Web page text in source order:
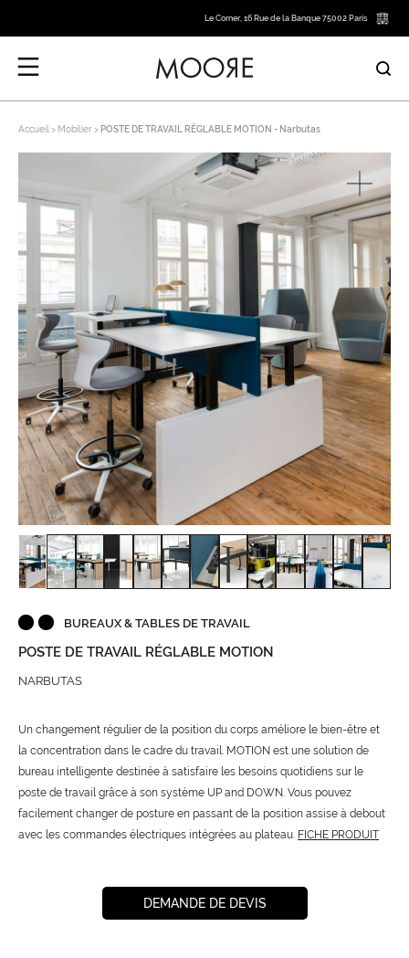
Le Corner, 16 Rue de la Banque 75002 Paris
Accueil Mobilier POSTE DE TRAVAIL RÉGLABLE MOTION - Narbutas
BUREAUX & TABLES DE TRAVAIL
POSTE DE TRAVAIL RÉGLABLE MOTION
NARBUTAS
Un changement régulier de la position du corps améliore le bien-être et
la concentration dans le cadre du travail. MOTION est une solution de
bureau intelligente destinée à satisfaire les besoins quotidiens sur le
poste de travail grâce à son système UP and DOWN. Vous pouvez
facilement changer de posture en passant de la position assise à debout
avec les commandes électriques intégrées au plateau. FICHE PRODUIT
DEMANDE DE DEVIS